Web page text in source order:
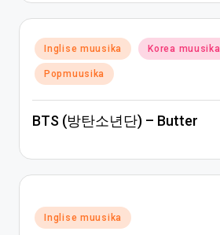
Posted
in
Inglise muusika Korea muusika
Popmuusika
BTS (방탄소년단) – Butter
Posted
in
Inglise muusika